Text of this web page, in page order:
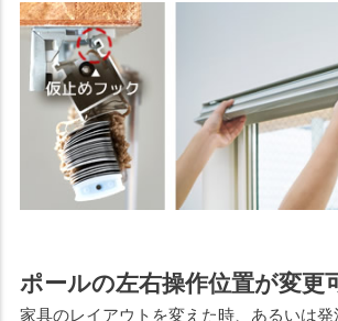
ポールの左右操作位置が変更
家具のレイアウトを変えた時、あるいは発